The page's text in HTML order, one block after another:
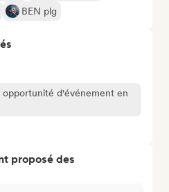
BEN plg
d'événement en
proposé des